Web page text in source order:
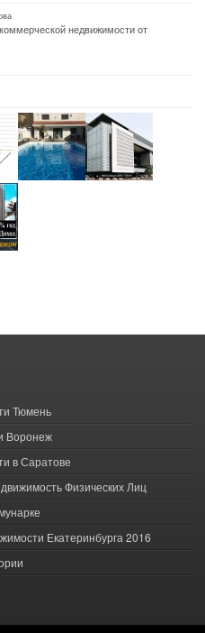
недвижимости от
Тюмень
Воронеж
в Саратове
Физических Лиц
Екатеринбурга 2016